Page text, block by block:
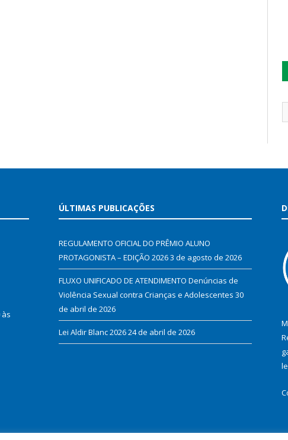
às
ÚLTIMAS PUBLICAÇÕES
REGULAMENTO OFICIAL DO PRÊMIO ALUNO
PROTAGONISTA – EDIÇÃO 20263 de agosto de 2026
FLUXO UNIFICADO DE ATENDIMENTO Denúncias de
Violência Sexual contra Crianças e Adolescentes 30
de abril de 2026
Lei Aldir Blanc 202624 de abril de 2026